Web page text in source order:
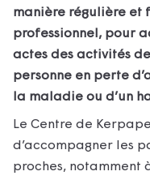
manière régulière et
professionnel, pour
actes des activités
personne en perte
la maladie ou d’un
Le Centre de
d’accompagner les
proches, notamment